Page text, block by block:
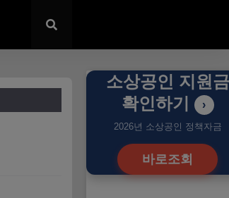
소상공인 지원금
확인하기
›
2026년 소상공인 정책자금
바로조회